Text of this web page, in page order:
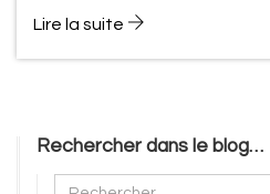
Lire la suite
Rechercher dans le blog…